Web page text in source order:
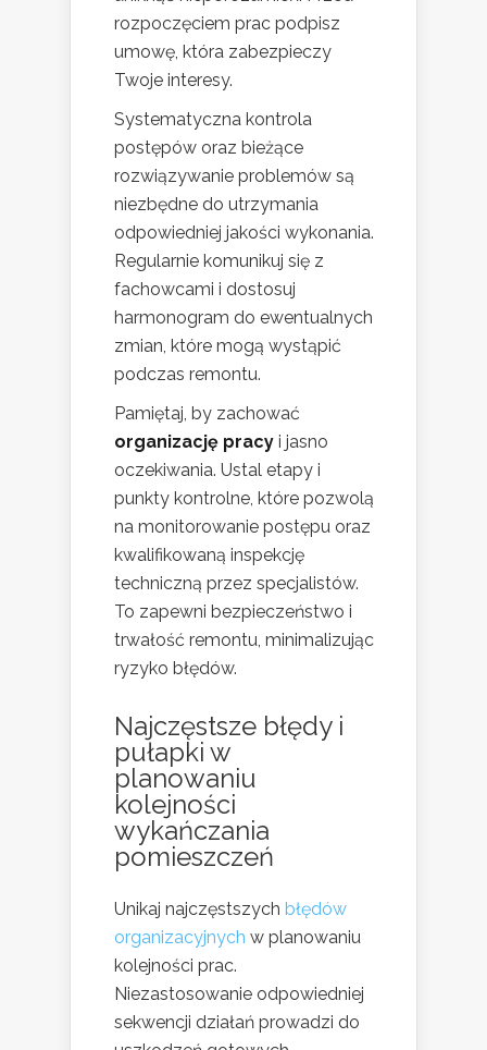
rozpoczęciem prac podpisz
umowę, która zabezpieczy
Twoje interesy.
Systematyczna kontrola
postępów oraz bieżące
rozwiązywanie problemów są
niezbędne do utrzymania
odpowiedniej jakości wykonania.
Regularnie komunikuj się z
fachowcami i dostosuj
harmonogram do ewentualnych
zmian, które mogą wystąpić
podczas remontu.
Pamiętaj, by zachować
organizację pracy i jasno
oczekiwania. Ustal etapy i
punkty kontrolne, które pozwolą
na monitorowanie postępu oraz
kwalifikowaną inspekcję
techniczną przez specjalistów.
To zapewni bezpieczeństwo i
trwałość remontu, minimalizując
ryzyko błędów.
Najczęstsze błędy i
pułapki w
planowaniu
kolejności
wykańczania
pomieszczeń
Unikaj najczęstszych błędów
organizacyjnych w planowaniu
kolejności prac.
Niezastosowanie odpowiedniej
sekwencji działań prowadzi do